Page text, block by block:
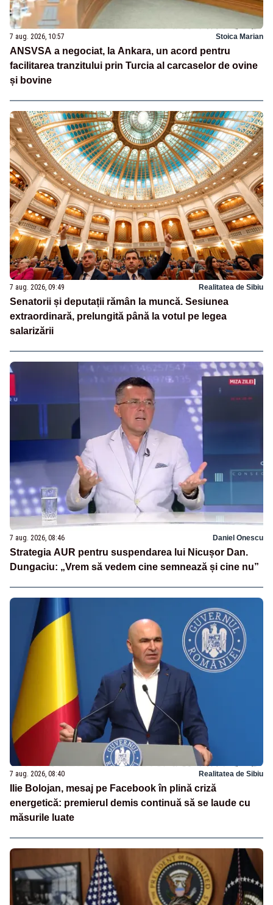
7 aug. 2026, 10:57 Stoica Marian
ANSVSA a negociat, la Ankara, un acord pentru
facilitarea tranzitului prin Turcia al carcaselor de ovine
și bovine
7 aug. 2026, 09:49 Realitatea de Sibiu
Senatorii și deputații rămân la muncă. Sesiunea
extraordinară, prelungită până la votul pe legea
salarizării
7 aug. 2026, 08:46 Daniel Onescu
Strategia AUR pentru suspendarea lui Nicușor Dan.
Dungaciu: „Vrem să vedem cine semnează și cine nu”
7 aug. 2026, 08:40 Realitatea de Sibiu
Ilie Bolojan, mesaj pe Facebook în plină criză
energetică: premierul demis continuă să se laude cu
măsurile luate